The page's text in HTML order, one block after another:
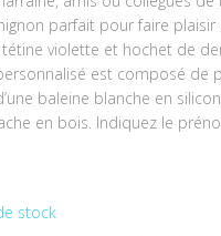
parfait pour faire
tétine violette et hochet de
est composé de
baleine blanche en
en bois. Indiquez le
stock